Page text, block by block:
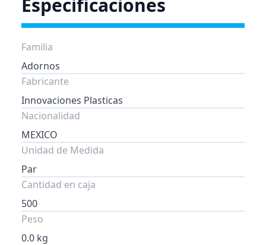
Especificaciones
Familia
Adornos
Fabricante
Innovaciones Plasticas
Nacionalidad
MEXICO
Unidad de Medida
Par
Cantidad en caja
500
Peso
0.0 kg